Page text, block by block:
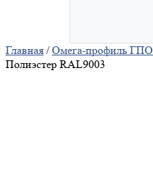
Главная /Омега-профиль ГПО
Полиэстер RAL9003